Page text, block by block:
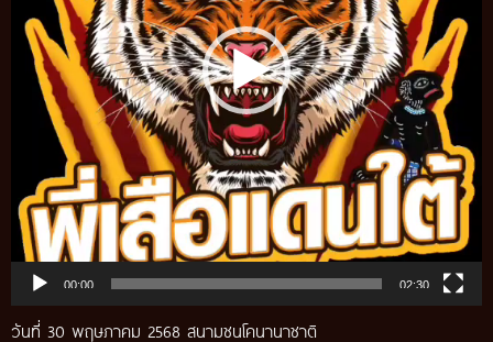
00:00 02:30
วันที่ 30 พฤษภาคม 2568 สนามชนโคนานาชาติ